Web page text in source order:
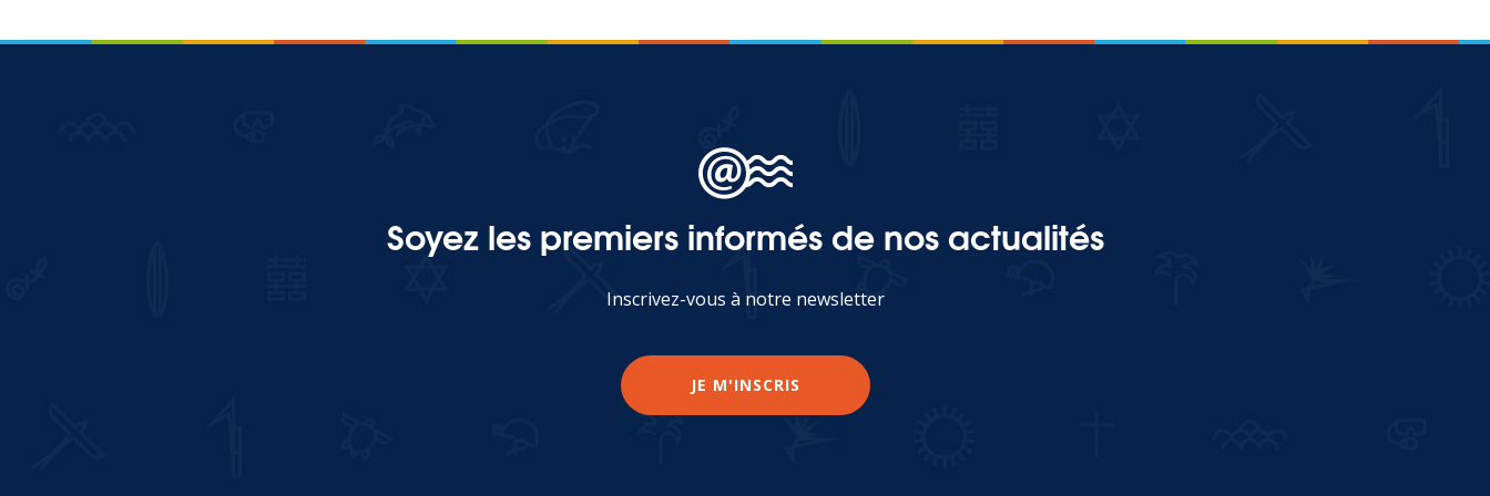
Soyez les premiers informés de nos actualités
Inscrivez-vous à notre newsletter
JE M'INSCRIS